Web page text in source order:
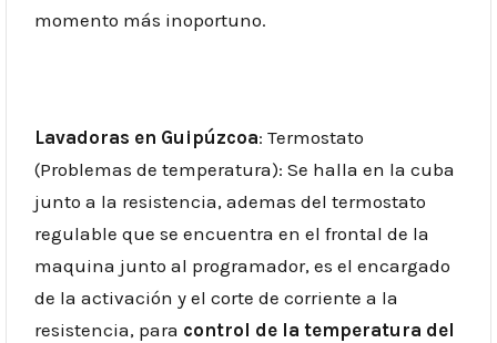
momento más inoportuno.
Lavadoras en Guipúzcoa: Termostato
(Problemas de temperatura): Se halla en la cuba
junto a la resistencia, ademas del termostato
regulable que se encuentra en el frontal de la
maquina junto al programador, es el encargado
de la activación y el corte de corriente a la
resistencia, para control de la temperatura del